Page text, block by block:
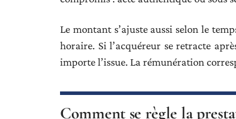
Le montant s’ajuste aussi selon le
horaire. Si l’acquéreur se retracte
importe l’issue. La rémunération
Comment se règle la